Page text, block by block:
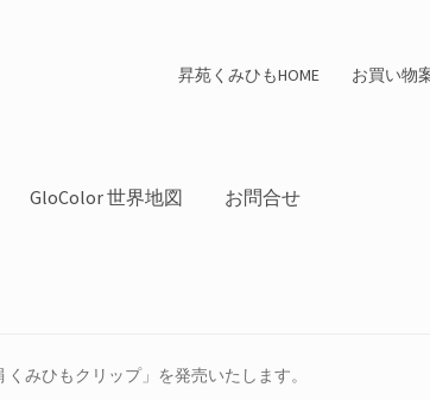
昇苑くみひもHOME お買い物
GloColor 世界地図 お問合せ
くみひもクリップ」を発売いたします。